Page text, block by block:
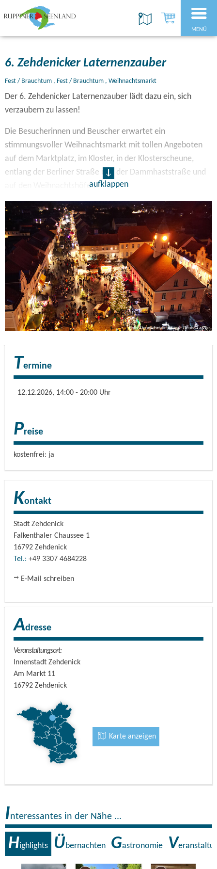
MENÜ
6. Zehdenicker Laternenzauber
Fest / Brauchtum , Fest / Brauchtum , Weihnachtsmarkt
Der 6. Zehdenicker Laternenzauber lädt dazu ein, sich
verzaubern zu lassen!
Die Besucherinnen und Beuscher erwartet ein
stimmungsvoller Weihnachtsmarkt mit tollen Angeboten
auf dem Marktplatz, im Kloster, in der Klosterscheune,
entlang der Berliner Straße und der Dammhaststraße und
auf den Weihnachtshöfen!
Weitere Infos folgen!
aufklappen
Foto: Dennis Latzke, Lizenz: Dennis Latzke
Termine
12.12.2026, 14:00 - 20:00 Uhr
Preise
kostenfrei: ja
Kontakt
Stadt Zehdenick
Falkenthaler Chaussee 1
16792 Zehdenick
Tel.: +49 3307 4684228
E-Mail schreiben
Adresse
Veranstaltungsort:
Innenstadt Zehdenick
Am Markt 11
16792 Zehdenick
Karte anzeigen
Interessantes in der Nähe ...
Highlights Übernachten Gastronomie V